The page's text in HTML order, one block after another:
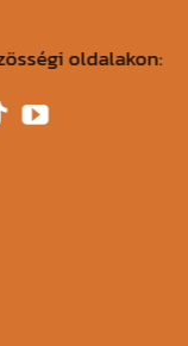
oldalakon: